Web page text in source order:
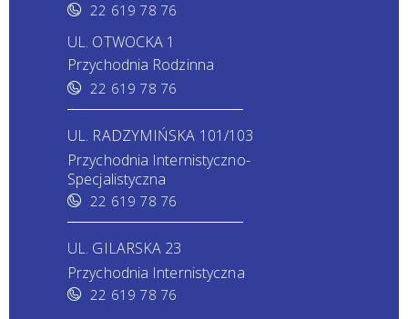
22 619 78 76
UL. OTWOCKA 1
Przychodnia Rodzinna
22 619 78 76
UL. RADZYMIŃSKA 101/103
Przychodnia Internistyczno-
Specjalistyczna
22 619 78 76
UL. GILARSKA 23
Przychodnia Internistyczna
22 619 78 76